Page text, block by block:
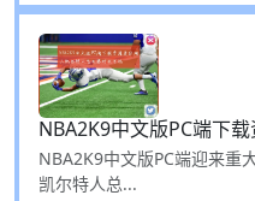
NBA2K9中文版PC端下
NBA2K9中文版PC端迎来重
凯尔特人总...